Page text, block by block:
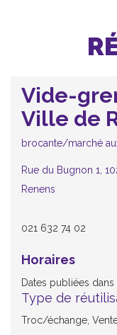
Vide-
Ville de
brocante/marché
Rue du Bugnon 1,
Renens
021 632 74 02
Horaires
Dates publiées
Type de
Troc/échange,